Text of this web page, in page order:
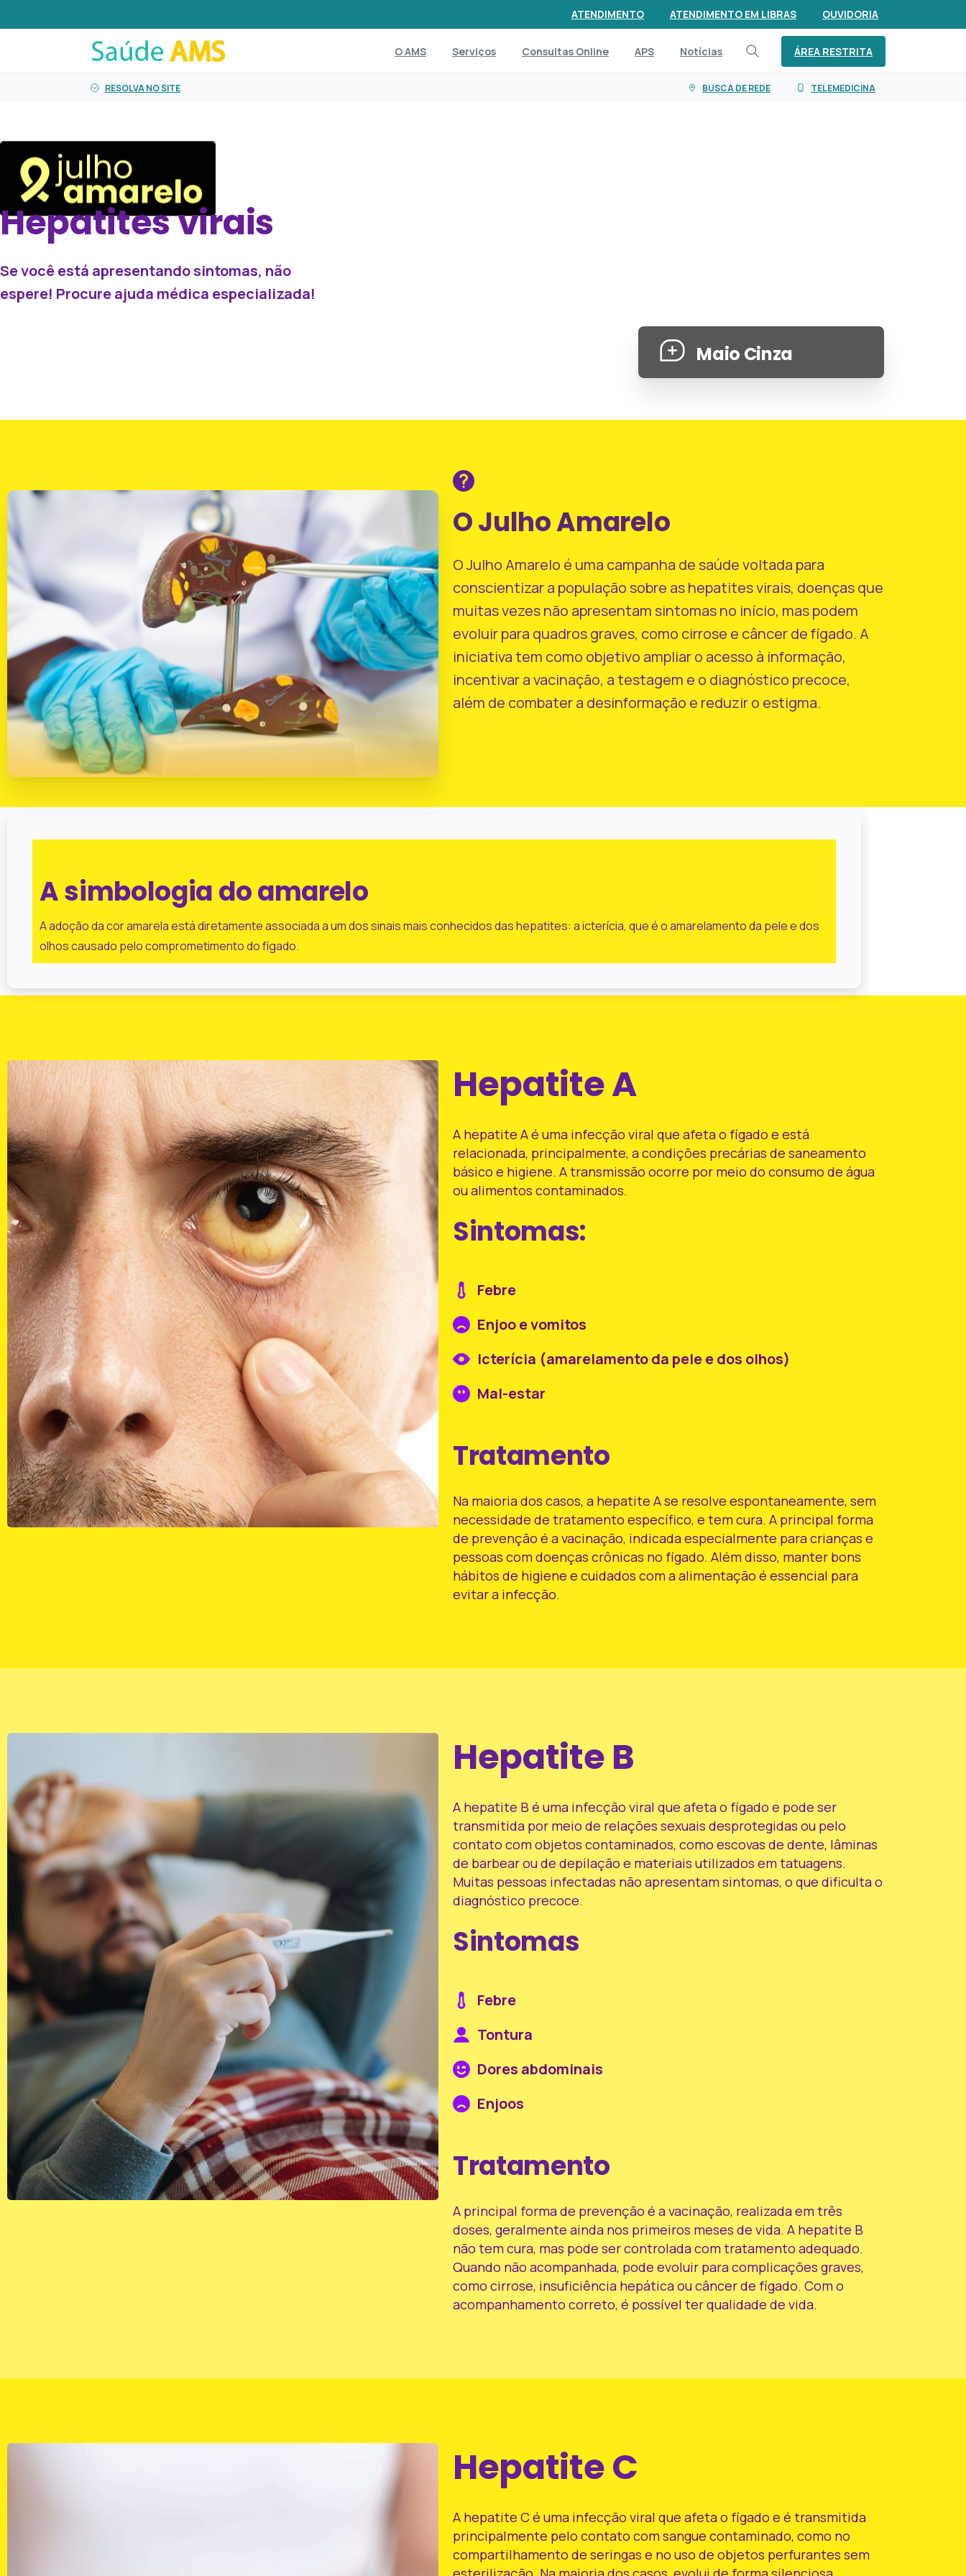
ATENDIMENTO ATENDIMENTO EM LIBRAS OUVIDORIA
O AMS Serviços Consultas Online APS Notícias ÁREA RESTRITA
RESOLVA NO SITE BUSCA DE REDE TELEMEDICINA
Hepatitesvirais
Se você está apresentando sintomas, não
espere! Procure ajuda médica especializada!
Maio Cinza
O Julho Amarelo
O Julho Amarelo é uma campanha de saúde voltada para
conscientizar a população sobre as hepatites virais, doenças que
muitas vezes não apresentam sintomas no início, mas podem
evoluir para quadros graves, como cirrose e câncer de fígado. A
iniciativa tem como objetivo ampliar o acesso à informação,
incentivar a vacinação, a testagem e o diagnóstico precoce,
além de combater a desinformação e reduzir o estigma.
A simbologia do amarelo
A adoção da cor amarela está diretamente associada a um dos sinais mais conhecidos das hepatites: a icterícia, que é o amarelamento da pele e dos
olhos causado pelo comprometimento do fígado.
HepatiteA
A hepatite A é uma infecção viral que afeta o fígado e está
relacionada, principalmente, a condições precárias de saneamento
básico e higiene. A transmissão ocorre por meio do consumo de água
ou alimentos contaminados.
Sintomas:
Febre
Enjoo e vomitos
Icterícia (amarelamento da pele e dos olhos)
Mal-estar
Tratamento
Na maioria dos casos, a hepatite A se resolve espontaneamente, sem
necessidade de tratamento específico, e tem cura. A principal forma
de prevenção é a vacinação, indicada especialmente para crianças e
pessoas com doenças crônicas no fígado. Além disso, manter bons
hábitos de higiene e cuidados com a alimentação é essencial para
evitar a infecção.
HepatiteB
A hepatite B é uma infecção viral que afeta o fígado e pode ser
transmitida por meio de relações sexuais desprotegidas ou pelo
contato com objetos contaminados, como escovas de dente, lâminas
de barbear ou de depilação e materiais utilizados em tatuagens.
Muitas pessoas infectadas não apresentam sintomas, o que dificulta o
diagnóstico precoce.
Sintomas
Febre
Tontura
Dores abdominais
Enjoos
Tratamento
A principal forma de prevenção é a vacinação, realizada em três
doses, geralmente ainda nos primeiros meses de vida. A hepatite B
não tem cura, mas pode ser controlada com tratamento adequado.
Quando não acompanhada, pode evoluir para complicações graves,
como cirrose, insuficiência hepática ou câncer de fígado. Com o
acompanhamento correto, é possível ter qualidade de vida.
HepatiteC
A hepatite C é uma infecção viral que afeta o fígado e é transmitida
principalmente pelo contato com sangue contaminado, como no
compartilhamento de seringas e no uso de objetos perfurantes sem